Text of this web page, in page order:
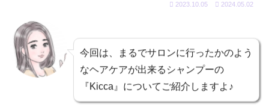
2023.10.05 2024.05.02
今回は、まるでサロンに行ったかのよう
なヘアケアが出来るシャンプーの
『Kicca』についてご紹介しますよ♪